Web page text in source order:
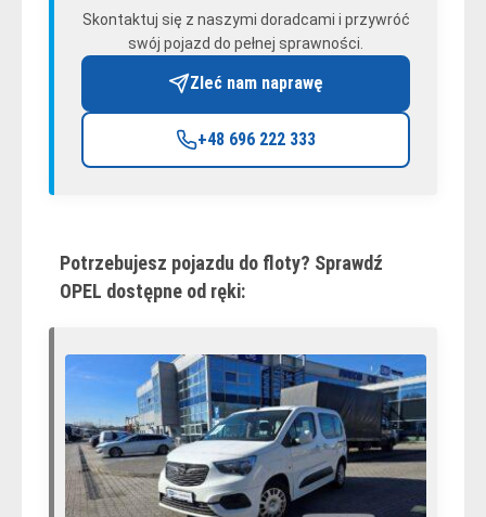
Skontaktuj się z naszymi doradcami i przywróć
swój pojazd do pełnej sprawności.
Zleć nam naprawę
+48 696 222 333
Potrzebujesz pojazdu do floty? Sprawdź
OPEL dostępne od ręki: